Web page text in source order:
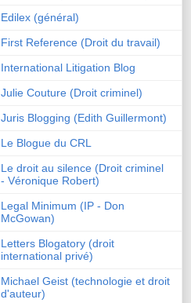
Edilex (général)
First Reference (Droit du travail)
International Litigation Blog
Julie Couture (Droit criminel)
Juris Blogging (Edith Guillermont)
Le Blogue du CRL
Le droit au silence (Droit criminel
- Véronique Robert)
Legal Minimum (IP - Don
McGowan)
Letters Blogatory (droit
international privé)
Michael Geist (technologie et droit
d'auteur)